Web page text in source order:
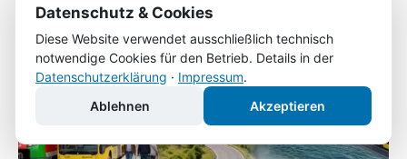
Datenschutz & Cookies
Diese Website verwendet ausschließlich technisch
notwendige Cookies für den Betrieb. Details in der
Datenschutzerklärung · Impressum.
Ablehnen
Akzeptieren